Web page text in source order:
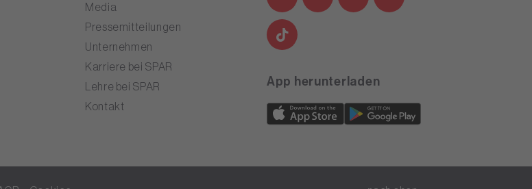
Media
Pressemitteilungen
Unternehmen
Karriere bei SPAR
Lehre bei SPAR
Kontakt
App herunterladen